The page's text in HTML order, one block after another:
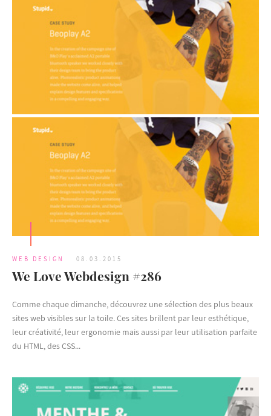
WEB DESIGN 08.03.2015
We Love Webdesign #286
Comme chaque dimanche, découvrez une sélection des plus beaux
sites web visibles sur la toile. Ces sites brillent par leur esthétique,
leur créativité, leur ergonomie mais aussi par leur utilisation parfaite
du HTML, des CSS...